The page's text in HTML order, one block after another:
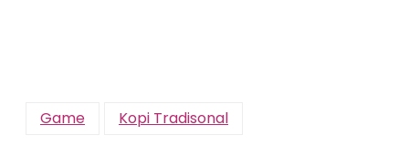
Game Kopi Tradisonal